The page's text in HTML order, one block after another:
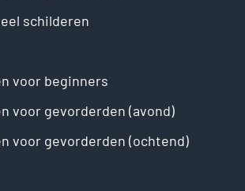
schilderen
voor beginners
voor gevorderden (avond)
voor gevorderden (ochtend)